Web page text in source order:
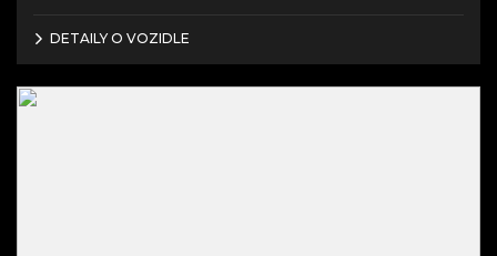
DETAILY O VOZIDLE